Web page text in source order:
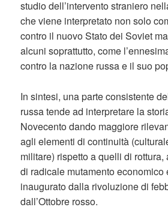
studio dell’intervento straniero
che viene interpretato non solo
contro il nuovo Stato dei Soviet
alcuni soprattutto, come
contro la nazione russa e il suo
In sintesi, una parte consistente
russa tende ad interpretare la
Novecento dando maggiore
agli elementi di continuità
militare) rispetto a quelli di
di radicale mutamento
inaugurato dalla rivoluzione di
dall’Ottobre rosso.